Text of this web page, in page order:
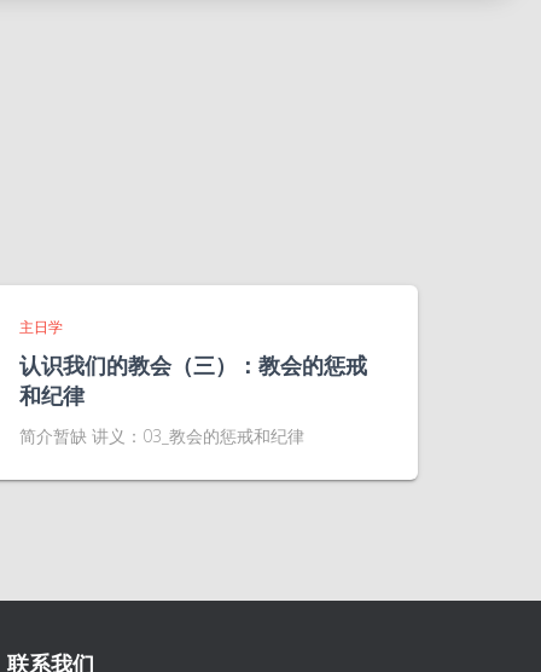
主日学
认识我们的教会（三）：教会的惩戒
和纪律
简介暂缺 讲义：03_教会的惩戒和纪律
联系我们